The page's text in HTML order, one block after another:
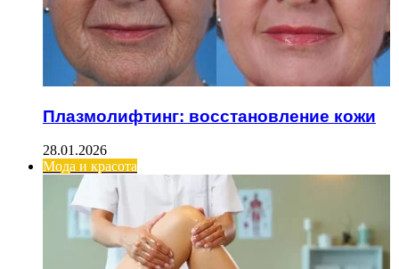
Плазмолифтинг: восстановление кожи
28.01.2026
Мода и красота